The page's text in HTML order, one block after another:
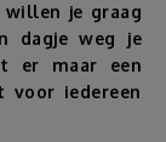
willen je graag
dagje weg je
er maar een
iedereen